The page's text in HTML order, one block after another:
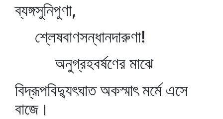
ব্যঙ্গসুনিপুণা,
শ্লেষবাণসন্ধানদারুণা!
অনুগ্রহবর্ষণের মাঝে
বিদ্রূপবিদ্যুৎঘাত অকস্মাৎ মর্মে এসে
বাজে।